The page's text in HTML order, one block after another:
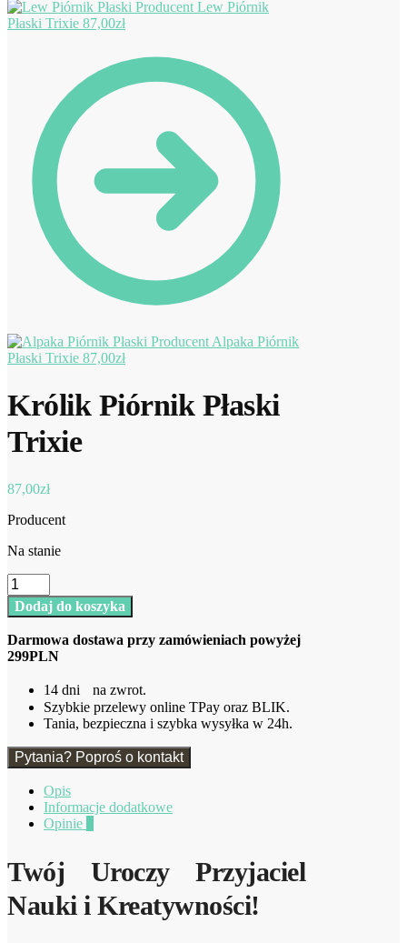
Lew Piórnik
Płaski Trixie 87,00zł
Alpaka Piórnik
Płaski Trixie 87,00zł
Królik Piórnik Płaski
Trixie
87,00zł
Producent
Na stanie
ilość
Królik
Piórnik
Trixie
Dodaj do koszyka
Darmowa dostawa przy zamówieniach powyżej
299PLN
14 dni na zwrot.
Szybkie przelewy online TPay oraz BLIK.
Tania, bezpieczna i szybka wysyłka w 24h.
Pytania? Poproś o kontakt
Opis
Informacje dodatkowe
Opinie
Twój Uroczy Przyjaciel
Nauki i Kreatywności!